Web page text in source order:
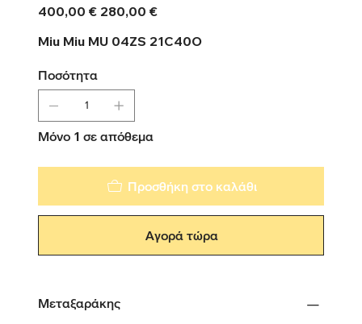
Αρχική
τιμή
400,00 € Τιμή
έκπτωσης
280,00 €
Miu Miu MU 04ZS 21C40O
Ποσότητα
Μόνο 1 σε απόθεμα
Προσθήκη στο καλάθι
Αγορά τώρα
Μεταξαράκης